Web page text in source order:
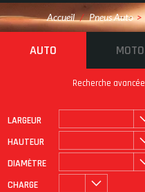
Accueil / Pneus Auto >
AUTO MOTO
Recherche avancée
LARGEUR
HAUTEUR
DIAMÈTRE
CHARGE